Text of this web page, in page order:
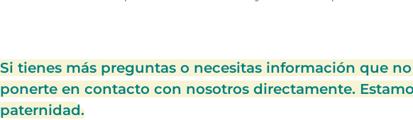
Si tienes más preguntas o necesitas información que
ponerte en contacto con nosotros directamente.
paternidad.